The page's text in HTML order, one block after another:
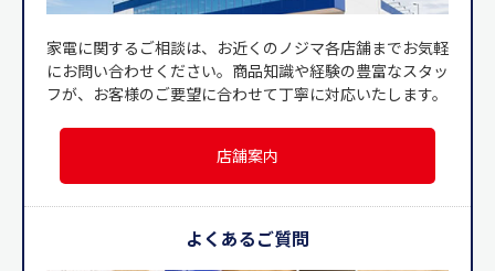
家電に関するご相談は、お近くのノジマ各店舗までお気軽
にお問い合わせください。商品知識や経験の豊富なスタッ
フが、お客様のご要望に合わせて丁寧に対応いたします。
店舗案内
よくあるご質問